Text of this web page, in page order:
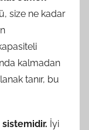
size ne kadar
kalmadan
tanır, bu
sistemidir. İyi